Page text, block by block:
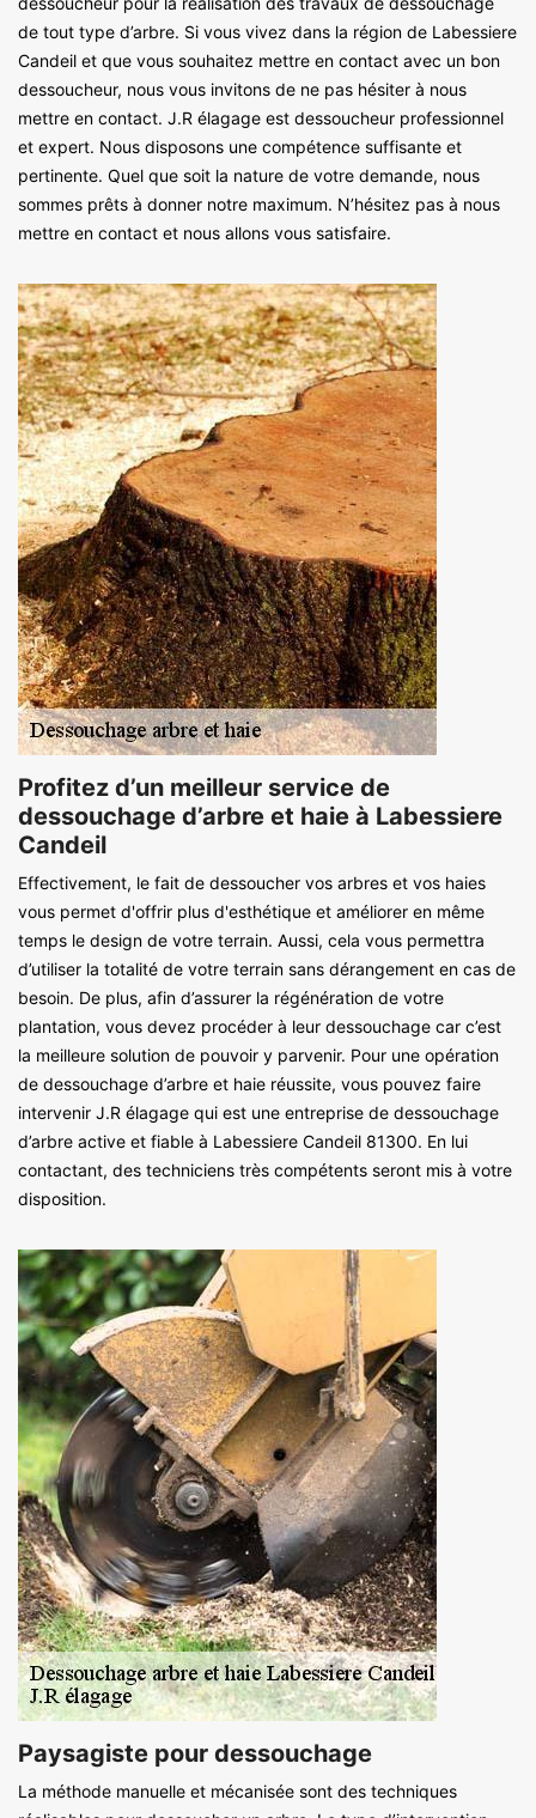
de tout type d’arbre. Si vous vivez dans la région de Labessiere
Candeil et que vous souhaitez mettre en contact avec un bon
dessoucheur, nous vous invitons de ne pas hésiter à nous
mettre en contact. J.R élagage est dessoucheur professionnel
et expert. Nous disposons une compétence suffisante et
pertinente. Quel que soit la nature de votre demande, nous
sommes prêts à donner notre maximum. N’hésitez pas à nous
mettre en contact et nous allons vous satisfaire.
Profitez d’un meilleur service de
dessouchage d’arbre et haie à Labessiere
Candeil
Effectivement, le fait de dessoucher vos arbres et vos haies
vous permet d'offrir plus d'esthétique et améliorer en même
temps le design de votre terrain. Aussi, cela vous permettra
d’utiliser la totalité de votre terrain sans dérangement en cas de
besoin. De plus, afin d’assurer la régénération de votre
plantation, vous devez procéder à leur dessouchage car c’est
la meilleure solution de pouvoir y parvenir. Pour une opération
de dessouchage d’arbre et haie réussite, vous pouvez faire
intervenir J.R élagage qui est une entreprise de dessouchage
d’arbre active et fiable à Labessiere Candeil 81300. En lui
contactant, des techniciens très compétents seront mis à votre
disposition.
Paysagiste pour dessouchage
La méthode manuelle et mécanisée sont des techniques